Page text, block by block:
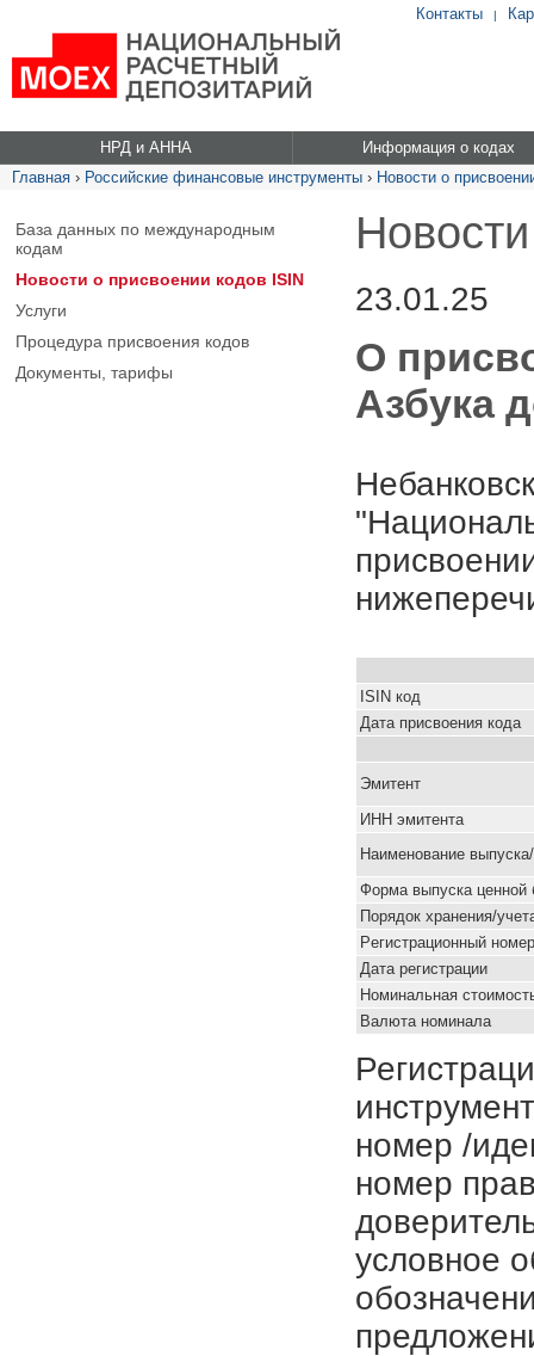
Контакты |
НРД и АННА
Информация о кодах
Главная › Российские финансовые инструменты › Новости о
База данных по международным
кодам
Новости о присвоении кодов ISIN
Услуги
Процедура присвоения кодов
Документы, тарифы
23.01.25
О
Азбука
ISIN код
Дата присвоения кода
Эмитент
ИНН эмитента
Наименование
Форма выпуска ценной
Порядок хранения/
Pегистрационный номер
Дата регистрации
Номинальная
Валюта номинала
номер /
номер
условное